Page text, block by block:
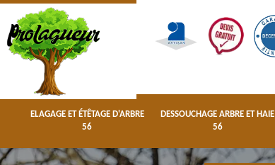
ELAGAGE ET ÉTÊTAGE D'ARBRE
56
DESSOUCHAGE ARBRE ET HAIE
56